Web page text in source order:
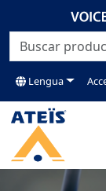
Lengua